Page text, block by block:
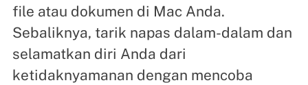
file atau dokumen di Mac Anda.
Sebaliknya, tarik napas dalam-dalam dan
selamatkan diri Anda dari
ketidaknyamanan dengan mencoba